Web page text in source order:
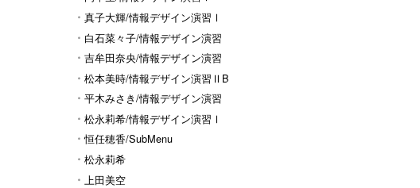
真子大輝/情報デザイン演習Ⅰ
白石菜々子/情報デザイン演習
Ⅰ 吉牟田奈央/情報デザイン演習
Ⅰ 松本美時/情報デザイン演習ⅡB
平木みさき/情報デザイン演習
Ⅰ 松永莉希/情報デザイン演習Ⅰ
恒任穂香/SubMenu
松永莉希
上田美空